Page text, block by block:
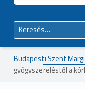
Keresés:
Budapesti Szent
gyógyszereléstől a